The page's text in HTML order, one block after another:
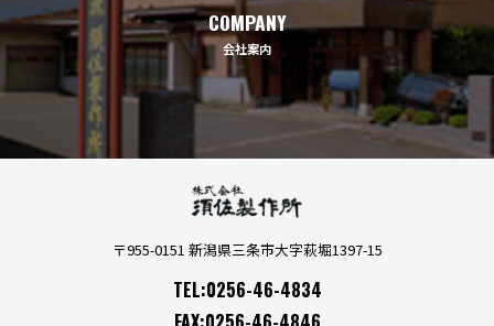
COMPANY
会社案内
〒955-0151 新潟県三条市大字萩堀1397-15
TEL:0256-46-4834